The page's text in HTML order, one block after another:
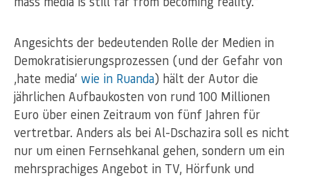
Angesichts der bedeutenden Rolle der Medien in
Demokratisierungsprozessen (und der Gefahr von
‚hate media‘ wie in Ruanda) hält der Autor die
jährlichen Aufbaukosten von rund 100 Millionen
Euro über einen Zeitraum von fünf Jahren für
vertretbar. Anders als bei Al-Dschazira soll es nicht
nur um einen Fernsehkanal gehen, sondern um ein
mehrsprachiges Angebot in TV, Hörfunk und